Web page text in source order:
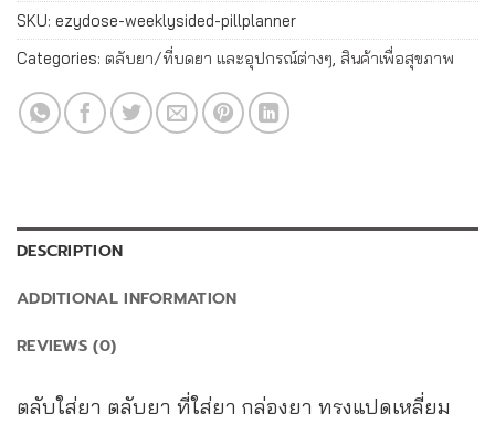
SKU: ezydose-weeklysided-pillplanner
Categories: ตลับยา/ที่บดยา และอุปกรณ์ต่างๆ สินค้าเพื่อสุขภาพ
DESCRIPTION
ADDITIONAL INFORMATION
REVIEWS (0)
ตลับใส่ยา ตลับยา ที่ใส่ยา กล่องยา ทรงแปดเหลี่ยม